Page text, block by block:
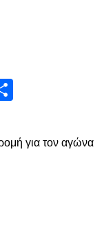
για τον αγώνα